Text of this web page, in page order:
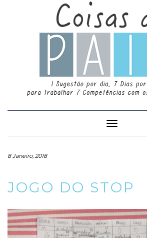
Toggle
Navigation
8 Janeiro, 2018
JOGO DO STOP